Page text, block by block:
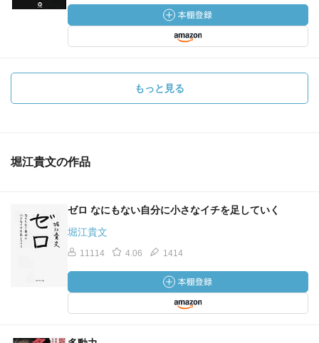
もっと見る
堀江貴文の作品
ゼロ なにもない自分に小さなイチを足していく
堀江貴文
11114 4.06 1414